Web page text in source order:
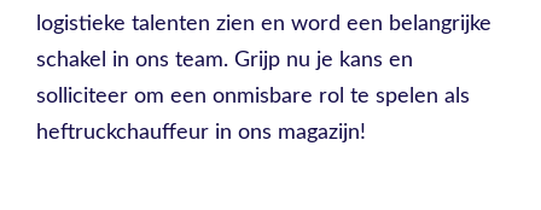
logistieke talenten zien en word een belangrijke
schakel in ons team. Grijp nu je kans en
solliciteer om een onmisbare rol te spelen als
heftruckchauffeur in ons magazijn!